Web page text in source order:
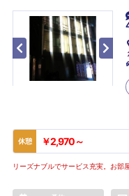
休憩 ￥2,970～
リーズナブルでサービス充実。お部